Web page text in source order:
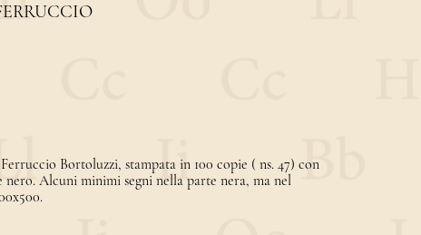
Bortoluzzi, stampata in 100 copie ( ns. 47) con
Alcuni minimi segni nella parte nera, ma nel